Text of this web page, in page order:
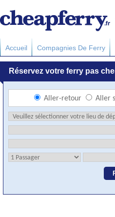
Accueil Compagnies De Ferry